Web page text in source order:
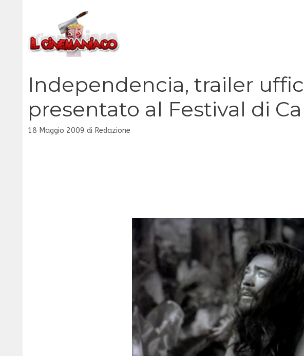
contenuto
Independencia, trailer
presentato al Festival di
18 Maggio 2009 di Redazione